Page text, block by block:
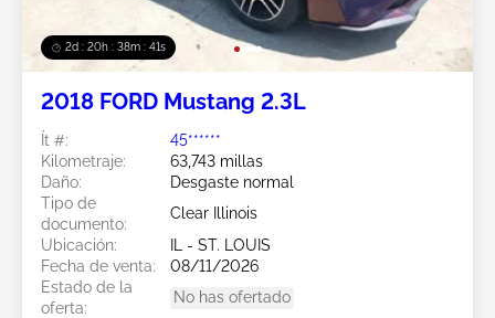
2d : 20h : 38m : 38s
2018 FORD Mustang 2.3L
Ít #:
45******
Kilometraje:
63,743 millas
Daño:
Desgaste normal
Tipo de
documento:
Clear Illinois
Ubicación:
IL - ST. LOUIS
Fecha de venta:
08/11/2026
Estado de la
oferta:
No has ofertado